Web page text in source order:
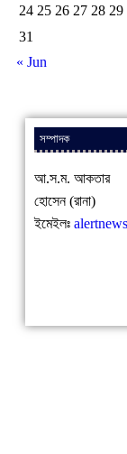
24 25 26 27 28 29
31
« Jun
সম্পাদক
আ.স.ম. আকতার
হোসেন (রানা)
ইমেইলঃ